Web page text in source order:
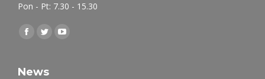
Pon - Pt: 7.30 - 15.30
Find us on:
Facebook
opens
Twitter
opens
YouTube
News